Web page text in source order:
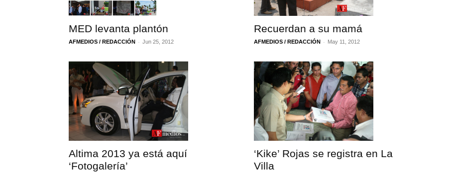
MED levanta plantón
AFMEDIOS / REDACCIÓN - Jun 25, 2012
Recuerdan a su mamá
AFMEDIOS / REDACCIÓN - May 11, 2012
Altima 2013 ya está aquí
‘Fotogalería’
‘Kike’ Rojas se registra en La
Villa